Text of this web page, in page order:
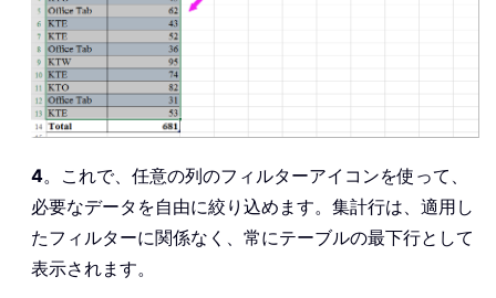
4。これで、任意の列のフィルターアイコンを使って、
必要なデータを自由に絞り込めます。集計行は、適用し
たフィルターに関係なく、常にテーブルの最下行として
表示されます。